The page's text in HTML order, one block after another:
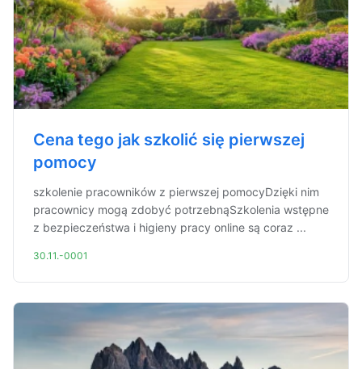
Cena tego jak szkolić się pierwszej
pomocy
szkolenie pracowników z pierwszej pomocyDzięki nim
pracownicy mogą zdobyć potrzebnąSzkolenia wstępne
z bezpieczeństwa i higieny pracy online są coraz ...
30.11.-0001